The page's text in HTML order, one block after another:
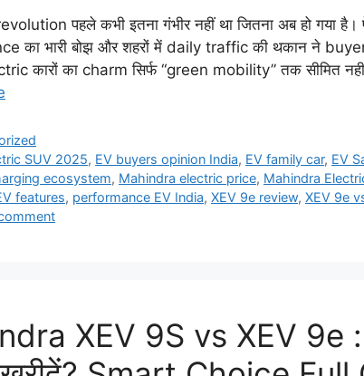
पहले कभी इतना गंभीर नहीं था जितना अब हो गया
का भारी बोझ और शहरों में daily traffic की थकान ने
कारों का charm सिर्फ “green mobility” तक सीमित
SUV 2025, EV buyers opinion India, EV family car, EV
ecosystem, Mahindra electric price, Mahindra
features, performance EV India, XEV 9e review, XEV 9e
XEV 9S vs XEV 9e